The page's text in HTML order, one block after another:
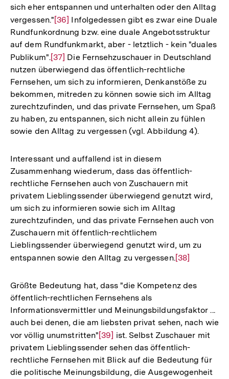
sich eher entspannen und unterhalten oder den Alltag
vergessen."Zur
Auflösung
der
Fußnote
[36] Infolgedessen gibt es zwar eine Duale
Rundfunkordnung bzw. eine duale Angebotsstruktur
auf dem Rundfunkmarkt, aber - letztlich - kein "duales
Publikum".Zur
Auflösung
der
Fußnote
[37] Die Fernsehzuschauer in Deutschland
nutzen überwiegend das öffentlich-rechtliche
Fernsehen, um sich zu informieren, Denkanstöße zu
bekommen, mitreden zu können sowie sich im Alltag
zurechtzufinden, und das private Fernsehen, um Spaß
zu haben, zu entspannen, sich nicht allein zu fühlen
sowie den Alltag zu vergessen (vgl. Abbildung 4).
Interessant und auffallend ist in diesem
Zusammenhang wiederum, dass das öffentlich-
rechtliche Fernsehen auch von Zuschauern mit
privatem Lieblingssender überwiegend genutzt wird,
um sich zu informieren sowie sich im Alltag
zurechtzufinden, und das private Fernsehen auch von
Zuschauern mit öffentlich-rechtlichem
Lieblingssender überwiegend genutzt wird, um zu
entspannen sowie den Alltag zu vergessen.Zur
der
[38]
Größte Bedeutung hat, dass "die Kompetenz des
öffentlich-rechtlichen Fernsehens als
Informationsvermittler und Meinungsbildungsfaktor ...
auch bei denen, die am liebsten privat sehen, nach wie
vor völlig unumstritten"Zur
Auflösung
der
Fußnote
[39] ist. Selbst Zuschauer mit
privatem Lieblingssender sehen das öffentlich-
rechtliche Fernsehen mit Blick auf die Bedeutung für
die politische Meinungsbildung, die Ausgewogenheit